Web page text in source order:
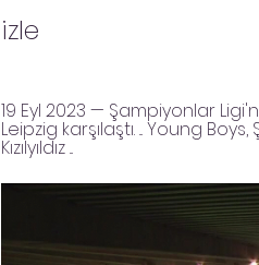
izle
19 Eyl 2023 — Şampiyonlar
Leipzig karşılaştı. ... Young
Kızılyıldız ...